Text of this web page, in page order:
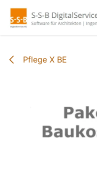
Zum Inhalt springen
Pflege X BE